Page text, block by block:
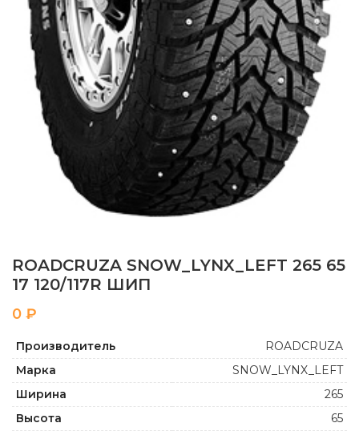
ROADCRUZA SNOW_LYNX_LEFT 265 65
17 120/117R ШИП
₽
Производитель
ROADCRUZA
Марка
SNOW_LYNX_LEFT
Ширина
265
Высота
65